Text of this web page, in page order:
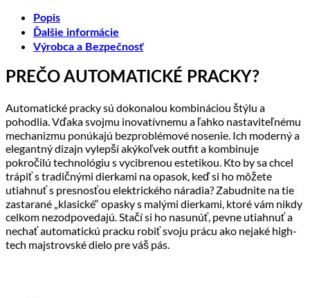
Popis
Ďalšie informácie
Výrobca a Bezpečnosť
PREČO AUTOMATICKÉ PRACKY?
Automatické pracky sú dokonalou kombináciou štýlu a
pohodlia. Vďaka svojmu inovatívnemu a ľahko nastaviteľnému
mechanizmu ponúkajú bezproblémové nosenie. Ich moderný a
elegantný dizajn vylepší akýkoľvek outfit a kombinuje
pokročilú technológiu s vycibrenou estetikou. Kto by sa chcel
trápiť s tradičnými dierkami na opasok, keď si ho môžete
utiahnuť s presnosťou elektrického náradia? Zabudnite na tie
zastarané „klasické“ opasky s malými dierkami, ktoré vám nikdy
celkom nezodpovedajú. Stačí si ho nasunúť, pevne utiahnuť a
nechať automatickú pracku robiť svoju prácu ako nejaké high-
tech majstrovské dielo pre váš pás.